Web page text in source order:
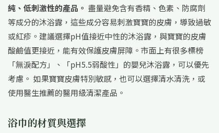
純、低刺激性的產品。 盡量避免含有香精、色素、防腐劑
等成分的沐浴露，這些成分容易刺激寶寶的皮膚，導致過敏
或紅疹。建議選擇pH值接近中性的沐浴露，與寶寶的皮膚
酸鹼值更接近，能有效保護皮膚屏障。市面上有很多標榜
「無淚配方」、「pH5.5弱酸性」的嬰兒沐浴露，可以優先
考慮。 如果寶寶皮膚特別敏感，也可以選擇清水清洗，或
使用醫生推薦的醫用級清潔產品。
浴巾的材質與選擇